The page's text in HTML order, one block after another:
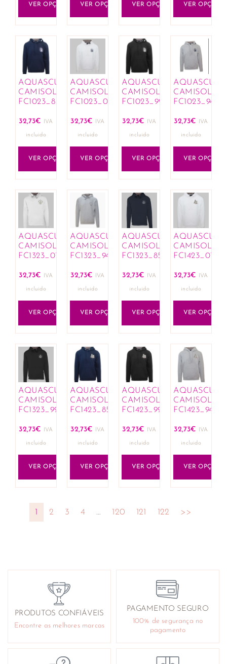
VER OPÇÕES VER OPÇÕES VER OPÇÕES VER OPÇÕES
AQUASCUTUM
CAMISOLAS
FC1023_85
32,73€ IVA
incluido
VER OPÇÕES
AQUASCUTUM
CAMISOLAS
FC1023_01
32,73€ IVA
incluido
VER OPÇÕES
AQUASCUTUM
CAMISOLAS
FC1023_99
32,73€ IVA
incluido
VER OPÇÕES
CAMISOLAS
FC1023_94
32,73€ IVA
incluido
VER OPÇÕES
AQUASCUTUM
CAMISOLAS
FC1323_01
32,73€ IVA
incluido
VER OPÇÕES
AQUASCUTUM
CAMISOLAS
FC1323_94
32,73€ IVA
incluido
VER OPÇÕES
AQUASCUTUM
CAMISOLAS
FC1323_85
32,73€ IVA
incluido
VER OPÇÕES
CAMISOLAS
FC1423_01
32,73€ IVA
incluido
VER OPÇÕES
AQUASCUTUM
CAMISOLAS
FC1323_99
32,73€ IVA
incluido
VER OPÇÕES
AQUASCUTUM
CAMISOLAS
FC1423_85
32,73€ IVA
incluido
VER OPÇÕES
AQUASCUTUM
CAMISOLAS
FC1423_99
32,73€ IVA
incluido
VER OPÇÕES
CAMISOLAS
FC1423_94
32,73€ IVA
incluido
VER OPÇÕES
1 2 3 4 … 120 121 122 >>
PRODUTOS CONFIÁVEIS
Encontre as melhores marcas
PAGAMENTO SEGURO
100% de segurança no
pagamento